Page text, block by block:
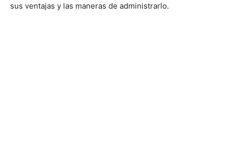
sus ventajas y las maneras de administrarlo.